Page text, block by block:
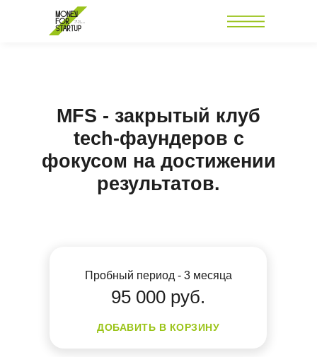
MFS - закрытый клуб
tech-фаундеров с
фокусом на достижении
результатов.
ДОБАВИТЬ В КОРЗИНУ
Пробный период - 3 месяца
95 000 руб.